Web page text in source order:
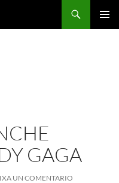
GAGA
UN COMENTARIO